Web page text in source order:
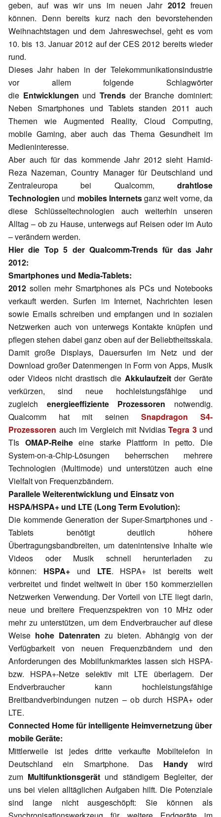
geben, auf was wir uns im neuen Jahr 2012freuen
können. Denn bereits kurz nach den bevorstehenden
Weihnachtstagen und dem Jahreswechsel, geht es vom
10. bis 13. Januar 2012 auf der CES 2012 bereits wieder
rund.
Dieses Jahr haben in der Telekommunikationsindustrie
vor allem folgende Schlagwörter
die Entwicklungen undTrends der Branche dominiert:
Neben Smartphones und Tablets standen 2011 auch
Themen wie Augmented Reality, Cloud Computing,
mobile Gaming, aber auch das Thema Gesundheit im
Medieninteresse.
Aber auch für das kommende Jahr 2012 sieht Hamid-
Reza Nazeman, Country Manager für Deutschland und
Zentraleuropa bei Qualcomm, drahtlose
Technologien und mobiles Internetsganz weit vorne, da
diese Schlüsseltechnologien auch weiterhin unseren
Alltag – ob zu Hause, unterwegs auf Reisen oder im Auto
– verändern werden.
Hier die Top 5 der Qualcomm-Trends für das Jahr
2012:
Smartphones und Media-Tablets:
2012 sollen mehr Smartphones als PCs und Notebooks
verkauft werden. Surfen im Internet, Nachrichten lesen
sowie Emails schreiben und empfangen und in sozialen
Netzwerken auch von unterwegs Kontakte knüpfen und
pflegen stehen dabei ganz oben auf der Beliebtheitsskala.
Damit große Displays, Dauersurfen im Netz und der
Download großer Datenmengen in Form von Apps, Musik
oder Videos nicht drastisch die Akkulaufzeitder Geräte
verkürzen, sind neue hochleistungsfähige und
zugleich energieeffiziente Prozessoren notwendig.
Qualcomm hat mit seinen Snapdragon S4-
Prozessoren auch im Vergleich mit Nvidias Tegra 3und
TIs OMAP-Reiheeine starke Plattform in petto. Die
System-on-a-Chip-Lösungen beherrschen mehrere
Technologien (Multimode) und unterstützen auch eine
Vielfalt von Frequenzbändern.
Parallele Weiterentwicklung und Einsatz von
HSPA/HSPA+ und LTE (Long Term Evolution):
Die kommende Generation der Super-Smartphones und -
Tablets benötigt deutlich höhere
Übertragungsbandbreiten, um datenintensive Inhalte wie
Videos oder Musik schnell herunterladen zu
können: HSPA+und LTE. HSPA+ ist bereits weit
verbreitet und findet weltweit in über 150 kommerziellen
Netzwerken Verwendung. Der Vorteil von LTE liegt darin,
neue und breitere Frequenzspektren von 10 MHz oder
mehr zu unterstützen, um dem Endverbraucher auf diese
Weise hohe Datenraten zu bieten. Abhängig von der
Verfügbarkeit von neuen Frequenzbändern und den
Anforderungen des Mobilfunkmarktes lassen sich HSPA-
bzw. HSPA+-Netze selektiv mit LTE überlagern. Der
Endverbraucher kann hochleistungsfähige
Breitbandverbindungen nutzen – ob durch HSPA+ oder
LTE.
Connected Home für intelligente Heimvernetzung über
mobile Geräte:
Mittlerweile ist jedes dritte verkaufte Mobiltelefon in
Deutschland ein Smartphone. Das Handywird
zum Multifunktionsgerät und ständigem Begleiter, der
uns bei vielen alltäglichen Aufgaben hilft. Die Potenziale
sind lange nicht ausgeschöpft: Sie können als